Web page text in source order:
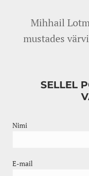
Mihhail
mustades
SELLEL
Nimi
E-mail